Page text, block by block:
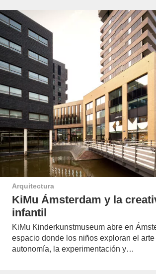
Arquitectura
KiMu Ámsterdam y la
infantil
KiMu Kinderkunstmuseum abre en
espacio donde los niños exploran el
autonomía, la experimentación y…